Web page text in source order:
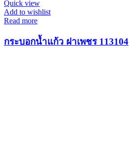
Quick view
Add to wishlist
Read more
กระบอกน้ำแก้ว ฝาเพชร 113104